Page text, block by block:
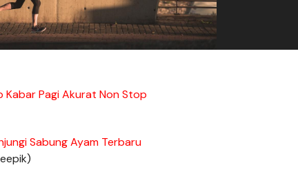
Kabar Pagi Akurat Non Stop
Sabung Ayam Terbaru